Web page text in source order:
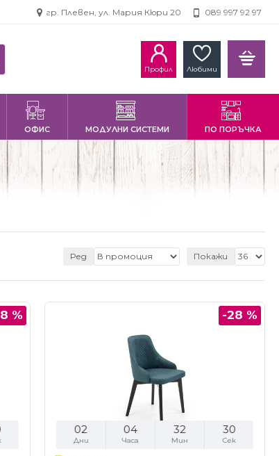
гр. Плевен, ул. Мария Кюри 20 089 997 92 97
Профил Любими
ОФИС МОДУЛНИ СИСТЕМИ ПО ПОРЪЧКА
Ред Покажи
% -28 %
02
Дни
04
Часа
32
Мин
29
Сек